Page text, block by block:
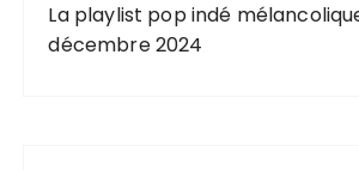
La playlist pop indé
décembre 2024